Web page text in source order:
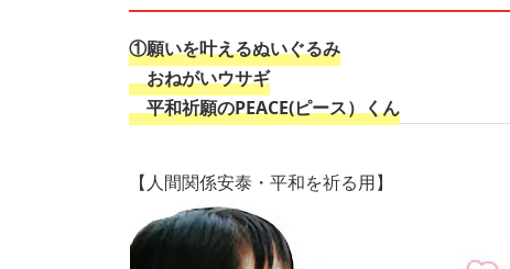
①願いを叶えるぬいぐるみ
おねがいウサギ
平和祈願のPEACE(ピース）くん
【人間関係安泰・平和を祈る用】